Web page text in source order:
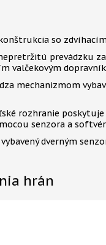
so
prevádzku
valčekovým
mechanizmom
rozhranie
senzora a
dverným
hrán